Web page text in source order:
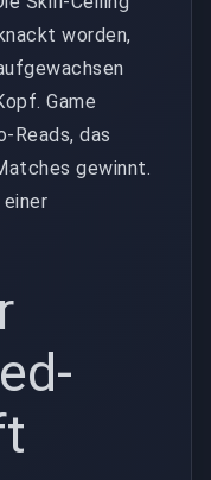
worden,
Game
Reads, das
gewinnt.